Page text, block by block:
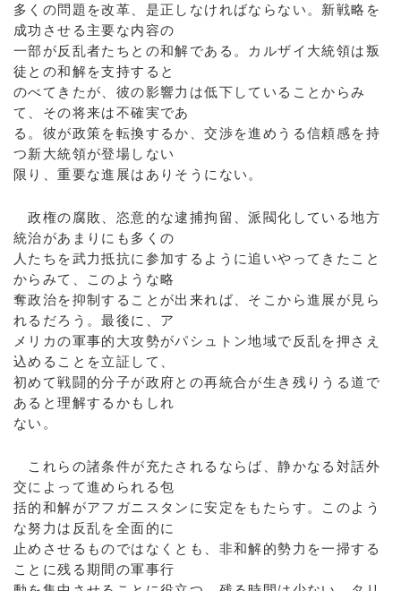
多くの問題を改革、是正しなければならない。新戦略を
成功させる主要な内容の
一部が反乱者たちとの和解である。カルザイ大統領は叛
徒との和解を支持すると
のべてきたが、彼の影響力は低下していることからみ
て、その将来は不確実であ
る。彼が政策を転換するか、交渉を進めうる信頼感を持
つ新大統領が登場しない
限り、重要な進展はありそうにない。
政権の腐敗、恣意的な逮捕拘留、派閥化している地方
統治があまりにも多くの
人たちを武力抵抗に参加するように追いやってきたこと
からみて、このような略
奪政治を抑制することが出来れば、そこから進展が見ら
れるだろう。最後に、ア
メリカの軍事的大攻勢がパシュトン地域で反乱を押さえ
込めることを立証して、
初めて戦闘的分子が政府との再統合が生き残りうる道で
あると理解するかもしれ
ない。
これらの諸条件が充たされるならば、静かなる対話外
交によって進められる包
括的和解がアフガニスタンに安定をもたらす。このよう
な努力は反乱を全面的に
止めさせるものではなくとも、非和解的勢力を一掃する
ことに残る期間の軍事行